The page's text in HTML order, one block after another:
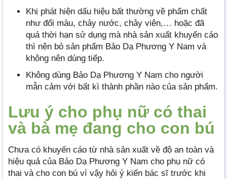
Khi phát hiện dấu hiệu bất thường về phẩm chất
như đổi màu, chảy nước, chảy viên,… hoặc đã
quá thời hạn sử dụng mà nhà sản xuất khuyến cáo
thì nên bỏ sản phẩm Bảo Dạ Phương Y Nam và
không nên dùng tiếp.
Không dùng Bảo Dạ Phương Y Nam cho người
mẫn cảm với bất kì thành phần nào của sản phẩm.
Lưu ý cho phụ nữ có thai
và bà mẹ đang cho con bú
Chưa có khuyến cáo từ nhà sản xuất về độ an toàn và
hiệu quả của Bảo Dạ Phương Y Nam cho phụ nữ có
thai và cho con bú vì vậy hỏi ý kiến bác sĩ trước khi